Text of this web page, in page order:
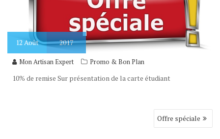
12 Août 2017
Mon Artisan Expert Promo & Bon Plan
10% de remise Sur présentation de la carte étudiant
Offre spéciale